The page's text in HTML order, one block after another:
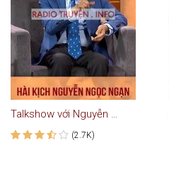
Talkshow với Nguyễn Ngọc Ngạn #2: Hài Kịch Paris By Night
(2.7K)